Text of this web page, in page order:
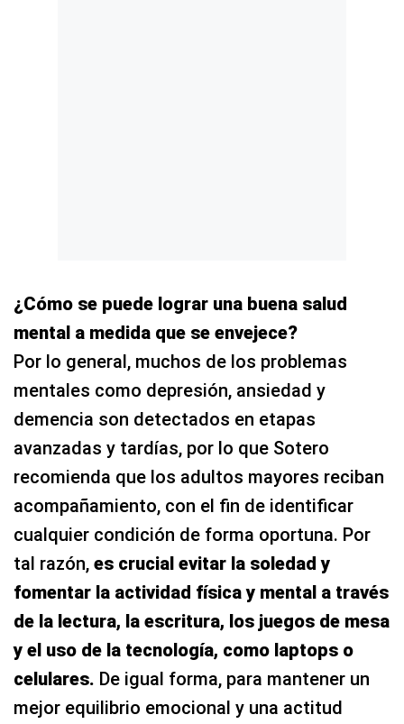
¿Cómo se puede lograr una buena salud
mental a medida que se envejece?
Por lo general, muchos de los problemas
mentales como depresión, ansiedad y
demencia son detectados en etapas
avanzadas y tardías, por lo que Sotero
recomienda que los adultos mayores reciban
acompañamiento, con el fin de identificar
cualquier condición de forma oportuna. Por
tal razón, es crucial evitar la soledad y
fomentar la actividad física y mental a través
de la lectura, la escritura, los juegos de mesa
y el uso de la tecnología, como laptops o
celulares. De igual forma, para mantener un
mejor equilibrio emocional y una actitud